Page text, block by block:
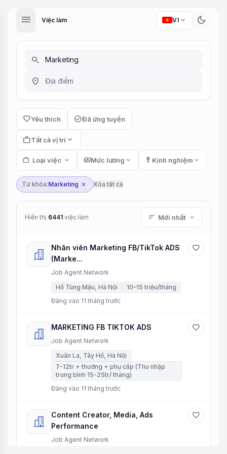
menu Việc làm VI expand_more dark_mode
search
location_on
favoriteYêu thích check_circleĐã ứng tuyển
workTất cả vị trí expand_more
work Loại việc expand_more paymentsMức lương expand_more military_tech Kinh nghiệm expand_more
Từ khóa:Marketing close Xóa tất cả
Hiển thị 6441 việc làm sort Mới nhất expand_more
favorite
Nhân viên Marketing FB/TikTok ADS
(Marke...
Job Agent Network
Hồ Tùng Mậu, Hà Nội
10–15 triệu/tháng
Đăng vào 11 tháng trước
favorite
MARKETING FB TIKTOK ADS
Job Agent Network
Xuân La, Tây Hồ, Hà Nội
7-12tr + thưởng + phụ cấp (Thu nhập
trung bình 15-25tr/ tháng)
Đăng vào 11 tháng trước
favorite
Content Creator, Media, Ads
Performance
Job Agent Network